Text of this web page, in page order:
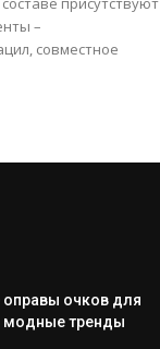
–
совместное
очков для
модные тренды